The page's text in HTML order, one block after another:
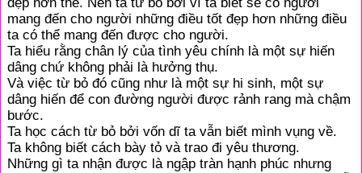
mang đến cho người những điều tốt đẹp hơn những điều
ta có thể mang đến được cho người.
Ta hiểu rằng chân lý của tình yêu chính là một sự hiến
dâng chứ không phải là hưởng thụ.
Và việc từ bỏ đó cũng như là một sự hi sinh, một sự
dâng hiến để con đường người được rảnh rang mà chậm
bước.
Ta học cách từ bỏ bởi vốn dĩ ta vẫn biết mình vụng về.
Ta không biết cách bày tỏ và trao đi yêu thương.
Những gì ta nhận được là ngập tràn hạnh phúc nhưng